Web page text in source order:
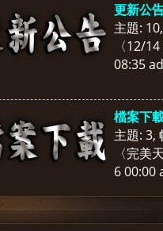
更新公
主題: 10
〈12/
08:35
檔案下
主題: 3,
〈完美
6 00:00